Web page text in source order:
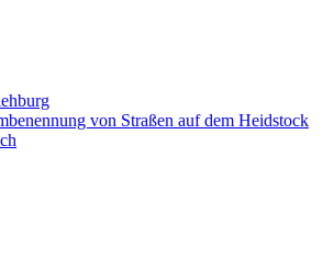
von Straßen auf dem Heidstock